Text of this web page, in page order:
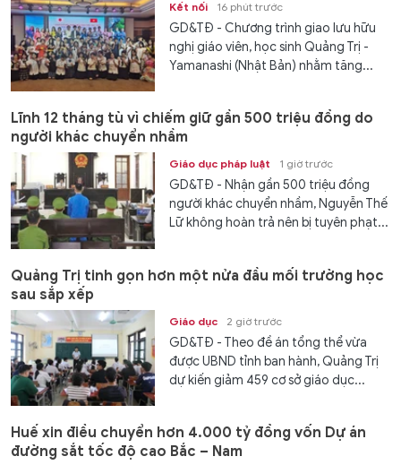
Kết nối 16 phút trước
GD&TĐ - Chương trình giao lưu hữu
nghị giáo viên, học sinh Quảng Trị -
Yamanashi (Nhật Bản) nhằm tăng...
Lĩnh 12 tháng tù vì chiếm giữ gần 500 triệu đồng do
người khác chuyển nhầm
Giáo dục pháp luật 1 giờ trước
GD&TĐ - Nhận gần 500 triệu đồng
người khác chuyển nhầm, Nguyễn Thế
Lữ không hoàn trả nên bị tuyên phạt...
Quảng Trị tinh gọn hơn một nửa đầu mối trường học
sau sắp xếp
Giáo dục 2 giờ trước
GD&TĐ - Theo đề án tổng thể vừa
được UBND tỉnh ban hành, Quảng Trị
dự kiến giảm 459 cơ sở giáo dục...
Huế xin điều chuyển hơn 4.000 tỷ đồng vốn Dự án
đường sắt tốc độ cao Bắc – Nam